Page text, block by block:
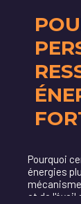
Pourquoi
énergies
et de